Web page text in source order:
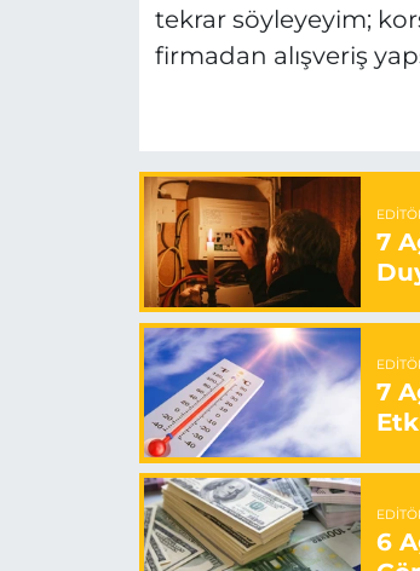
tekrar söyleyeyim;
firmadan alışveriş
7
7
6